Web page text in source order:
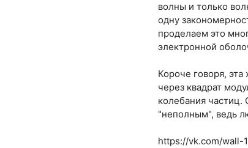
волны и только
одну
проделаем это
электронной
Короче говоря,
через квадрат
колебания
"неполным", ведь
https://vk.com/wall-